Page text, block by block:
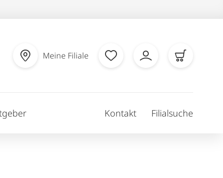
Meine Filiale
Kontakt Filialsuche